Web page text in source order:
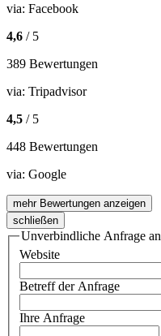
via: Facebook
4,6 / 5
389 Bewertungen
via: Tripadvisor
4,5 / 5
448 Bewertungen
via: Google
mehr Bewertungen anzeigen
schließen
Unverbindliche Anfrage an
Website
Betreff der Anfrage
Ihre Anfrage